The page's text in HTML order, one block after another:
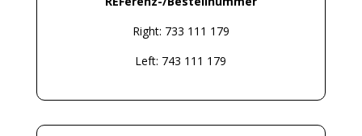
Right: 733 111 179
Left: 743 111 179